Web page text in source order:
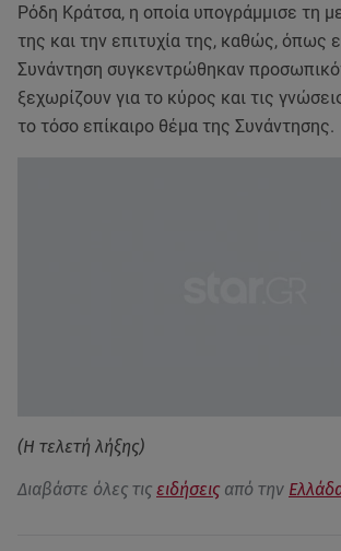
Ρόδη Κράτσα, η οποία υπογράμμισε τη
της και την επιτυχία της, καθώς, όπως
Συνάντηση συγκεντρώθηκαν
ξεχωρίζουν για το κύρος και τις
το τόσο επίκαιρο θέμα της Συνάντησης.
(Η τελετή λήξης)
Διαβάστε όλες τις ειδήσεις από την